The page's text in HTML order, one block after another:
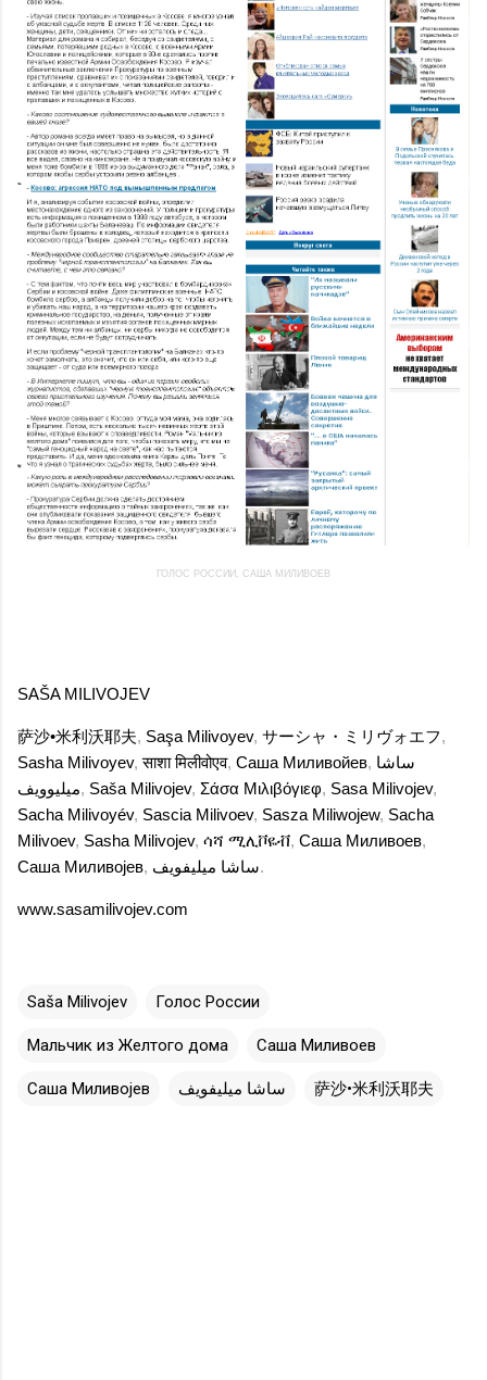
ГОЛОС РОССИИ, САША МИЛИВОЕВ
SAŠA MILIVOJEV
萨沙•米利沃耶夫, Saşa Milivoyev, サーシャ・ミリヴォエフ,
Sasha Milivoyev,साशा मिलीवोएव, Саша Миливойев, ساشا
میلیوویف, Saša Milivojev, Σάσα Μιλιβόγιεφ, Sasa Milivojev,
Sacha Milivoyév, Sascia Milivoev, Sasza Miliwojew, Sacha
Milivoev, Sasha Milivojev, ሳሻ ሚሊቮዬቭ, Саша Миливоев,
Саша Миливојев, ساشا ميليفويف.
www.sasamilivojev.com
Saša Milivojev Голос России
Мальчик из Желтого дома Саша Миливоев
Саша Миливојев ساشا ميليفويف 萨沙•米利沃耶夫